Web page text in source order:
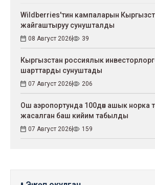
Wildberries'тин кампаларын
жайгаштыруу сунушталды
08 Август 2026 39
Кыргызстан россиялык
шарттарды сунуштады
07 Август 2026 206
Ош аэропортунда 100дөн ашык норка
жасалган баш кийим табылды
07 Август 2026 159